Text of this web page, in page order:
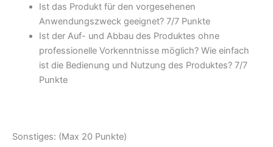
Ist das Produkt für den vorgesehenen
Anwendungszweck geeignet? 7/7 Punkte
Ist der Auf- und Abbau des Produktes ohne
professionelle Vorkenntnisse möglich? Wie einfach
ist die Bedienung und Nutzung des Produktes? 7/7
Punkte
Sonstiges: (Max 20 Punkte)